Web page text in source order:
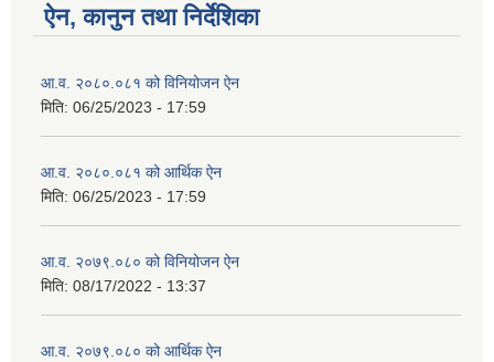
ऐन, कानुन तथा निर्देशिका
आ.व. २०८०.०८१ को विनियोजन ऐन
मिति: 06/25/2023 - 17:59
आ.व. २०८०.०८१ को आर्थिक ऐन
मिति: 06/25/2023 - 17:59
आ.व. २०७९.०८० को विनियोजन ऐन
मिति: 08/17/2022 - 13:37
आ.व. २०७९.०८० को आर्थिक ऐन